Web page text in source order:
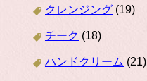
クレンジング (19)
チーク (18)
ハンドクリーム (21)